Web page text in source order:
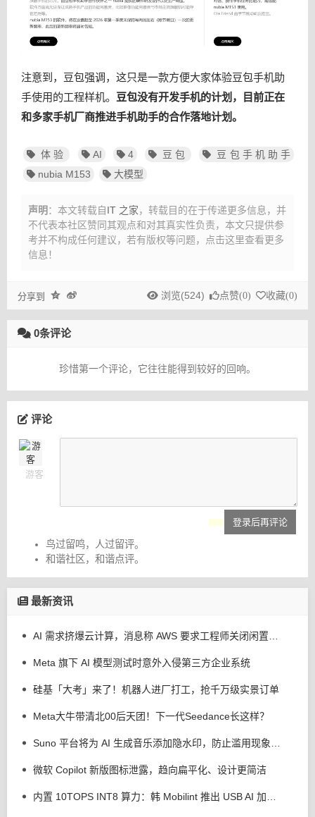
注意到，豆包强调，这只是一款方便大家体验豆包手机助
手使用的工程样机。 豆包没有开发手机的计划，目前正在
和多家手机厂商推进手机助手的合作落地计划。
体验 AI 4 豆包
豆包手机助手
nubia M153
大模型
声明 ：本文转载自IT 之家，转载目的在于传递更多信息，并
不代表本社区赞同其观点和对其真实性负责，本文只提供参
考并不构成任何建议， 若有版权等问题，点击这里查看更多
信息！
分享到 浏览(524) 点赞(0) 收藏(0)
0条评论
珍惜第一个评论，它往往能得到较好的回响。
评论
游客
登录后再评论
鸟过留鸣，人过留评。
和谐社区，和谐点评。
最新资讯
AI 需求挤爆云计算，消息称 AWS 要求工程师关闭闲置服务器减少资源浪费
Meta 旗下 AI 模型测试时意外入侵第三方企业系统
硅基「大考」来了！机器人进厂打工，抢千万级实景订单
Meta大牛带清北00后天团！下一代Seedance长这样？
Suno 平台将为 AI 生成音乐添加隐水印，防止滥用现象发生
微软 Copilot 新版图标泄露，趋向扁平化、设计更简洁
内置 10TOPS INT8 算力：韩 Mobilint 推出 USB AI 加速器 MLD-R1